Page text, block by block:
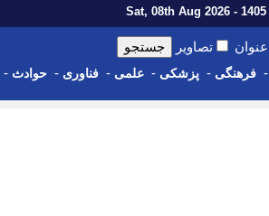
عنوان تصاویر
- فرهنگی - پزشکی - علمی - فناوری - حوادث -